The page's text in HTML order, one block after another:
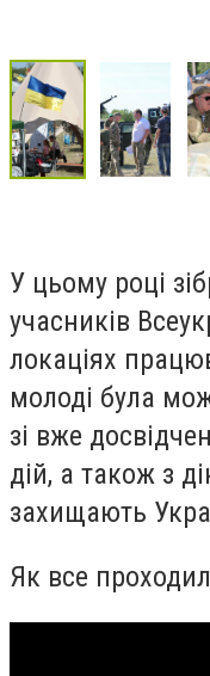
У цьому році
учасників
локаціях
молоді була
зі вже
дій, а також з
захищають
Як все